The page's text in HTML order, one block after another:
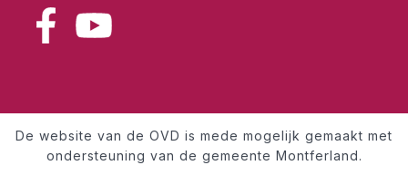
De website van de OVD is mede mogelijk gemaakt met
ondersteuning van de gemeente Montferland.